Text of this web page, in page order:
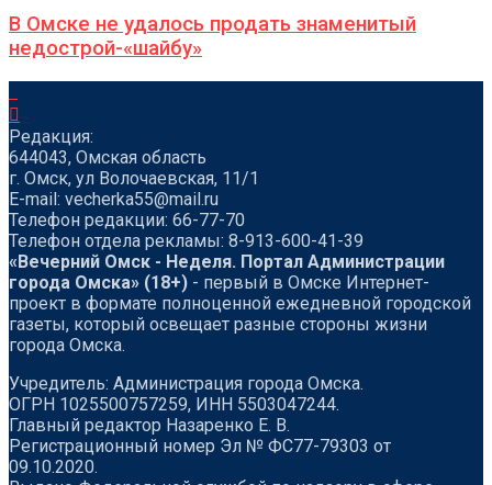
В Омске не удалось продать знаменитый
недострой-«шайбу»
Редакция:
644043, Омская область
г. Омск, ул Волочаевская, 11/1
Е-mail: vecherka55@mail.ru
Телефон редакции: 66-77-70
Телефон отдела рекламы: 8-913-600-41-39
«Вечерний Омск - Неделя. Портал Администрации
города Омска» (18+) - первый в Омске Интернет-
проект в формате полноценной ежедневной городской
газеты, который освещает разные стороны жизни
города Омска.
Учредитель: Администрация города Омска.
ОГРН 1025500757259, ИНН 5503047244.
Главный редактор Назаренко Е. В.
Регистрационный номер Эл № ФС77-79303 от
09.10.2020.